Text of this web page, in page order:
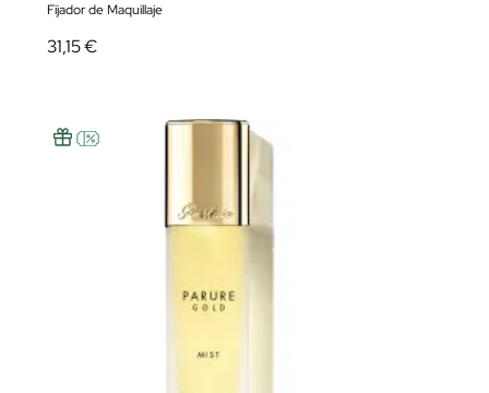
Fijador de Maquillaje
31,15 €